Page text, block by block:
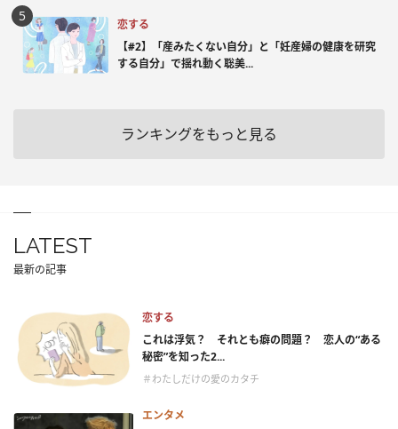
恋する
【#2】「産みたくない自分」と「妊産婦の健康を研究
する自分」で揺れ動く聡美...
ランキングをもっと見る
LATEST
最新の記事
恋する
これは浮気？ それとも癖の問題？ 恋人の“ある
秘密”を知った2...
＃わたしだけの愛のカタチ
エンタメ